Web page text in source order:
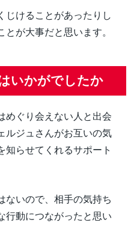
じけることがあったりし
が大事だと思います。
いかがでしたか
めぐり会えない人と出会
ルジュさんがお互いの気
知らせてくれるサポート
ないので、相手の気持ち
行動につながったと思い